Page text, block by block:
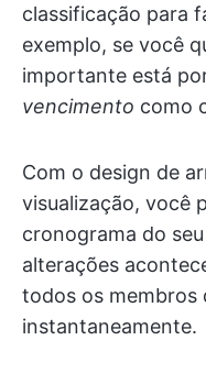
classificação para
exemplo, se você
importante está
vencimento como
Com o design de
visualização, você
cronograma do
alterações
todos os membros
instantaneamente.